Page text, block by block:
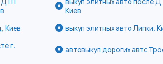
ДТП
выкуп элитных авто после
Киев
Киев
выкуп элитных авто Липки,
г.
автовыкуп дорогих авто